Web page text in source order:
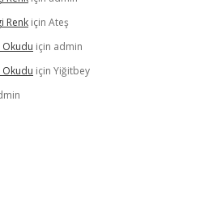
Renk için Ateş
Okudu için admin
Okudu için Yiğitbey